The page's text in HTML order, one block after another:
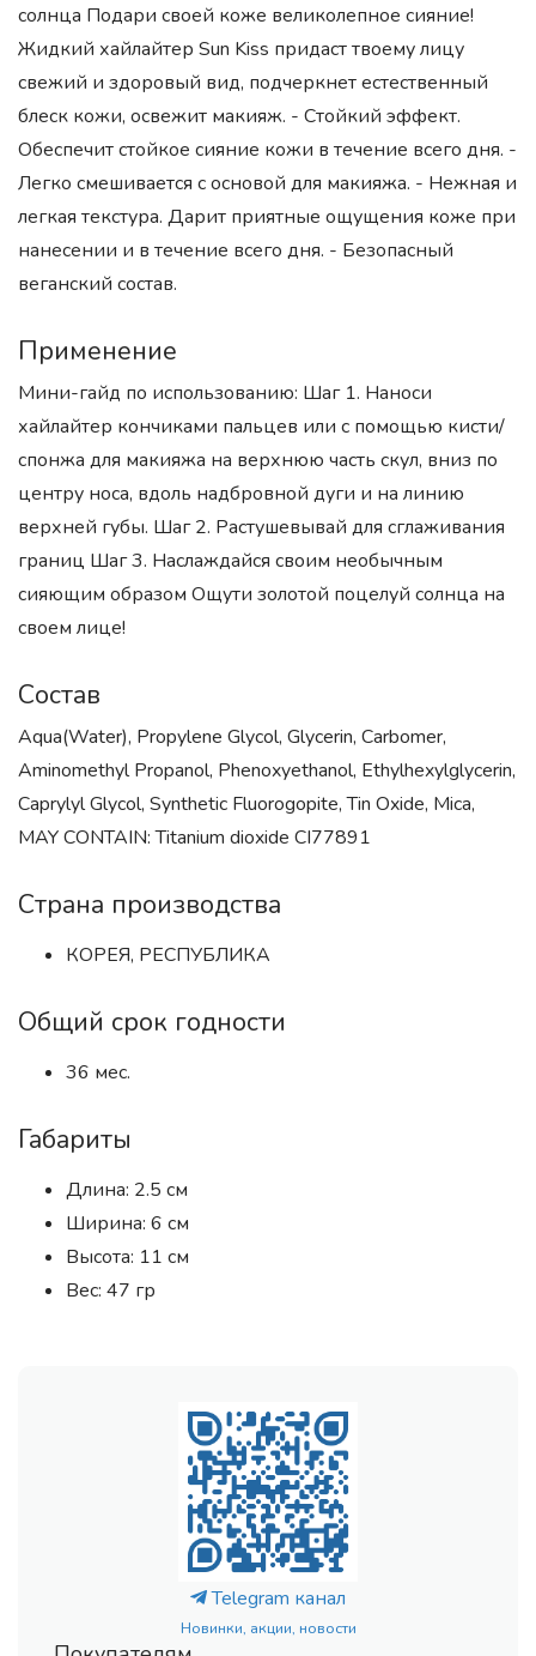
солнца Подари своей коже великолепное сияние!
Жидкий хайлайтер Sun Kiss придаст твоему лицу
свежий и здоровый вид, подчеркнет естественный
блеск кожи, освежит макияж. - Стойкий эффект.
Обеспечит стойкое сияние кожи в течение всего дня. -
Легко смешивается с основой для макияжа. - Нежная и
легкая текстура. Дарит приятные ощущения коже при
нанесении и в течение всего дня. - Безопасный
веганский состав.
Применение
Мини-гайд по использованию: Шаг 1. Наноси
хайлайтер кончиками пальцев или с помощью кисти/
спонжа для макияжа на верхнюю часть скул, вниз по
центру носа, вдоль надбровной дуги и на линию
верхней губы. Шаг 2. Растушевывай для сглаживания
границ Шаг 3. Наслаждайся своим необычным
сияющим образом Ощути золотой поцелуй солнца на
своем лице!
Состав
Aqua(Water), Propylene Glycol, Glycerin, Carbomer,
Aminomethyl Propanol, Phenoxyethanol, Ethylhexylglycerin,
Caprylyl Glycol, Synthetic Fluorogopite, Tin Oxide, Mica,
MAY CONTAIN: Titanium dioxide CI77891
Страна производства
КОРЕЯ, РЕСПУБЛИКА
Общий срок годности
36 мес.
Габариты
Длина: 2.5 см
Ширина: 6 см
Высота: 11 см
Вес: 47 гр
Telegram канал
Новинки, акции, новости